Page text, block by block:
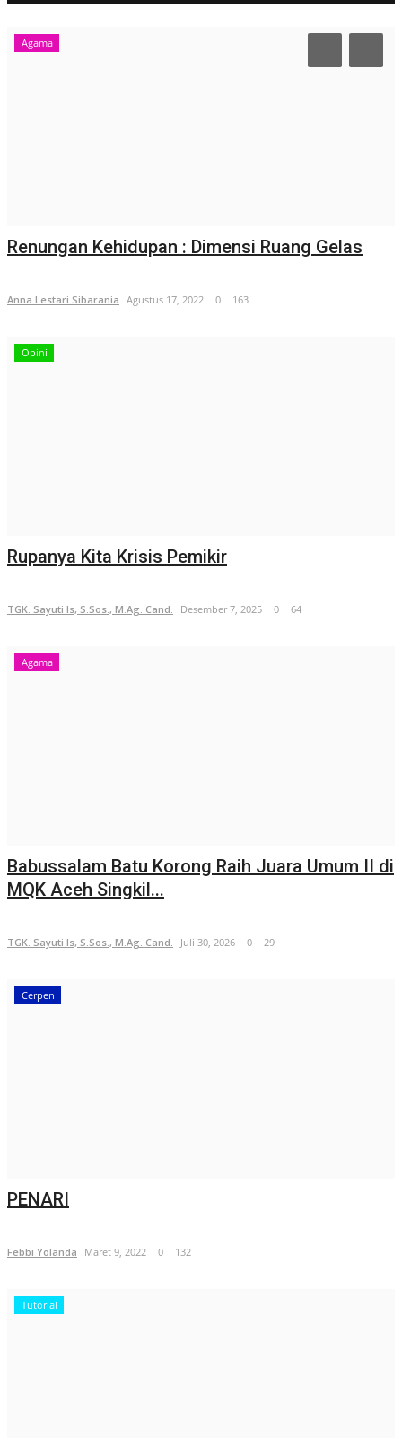
Agama
Renungan Kehidupan : Dimensi Ruang Gelas
Anna Lestari Sibarania Agustus 17, 2022 0 163
Opini
Rupanya Kita Krisis Pemikir
TGK. Sayuti Is, S.Sos., M.Ag. Cand. Desember 7, 2025 0 64
Agama
Babussalam Batu Korong Raih Juara Umum II di
MQK Aceh Singkil...
TGK. Sayuti Is, S.Sos., M.Ag. Cand. Juli 30, 2026 0 29
Cerpen
PENARI
Febbi Yolanda Maret 9, 2022 0 132
Tutorial